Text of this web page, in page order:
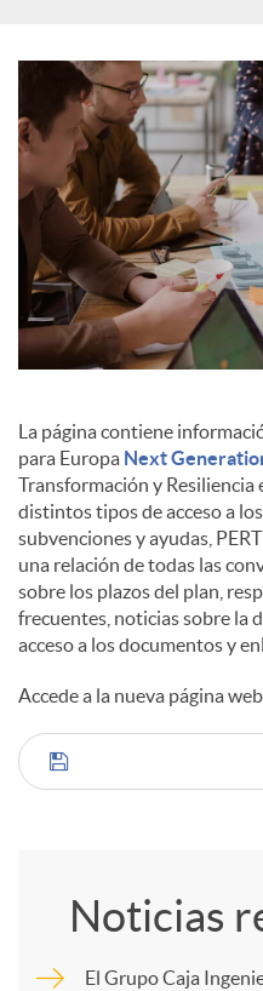
s
La página contiene
para Europa Next
Transformación y
distintos tipos de acceso a
subvenciones y ayudas,
una relación de todas las
sobre los plazos del plan,
frecuentes, noticias sobre la
acceso a los documentos y
Accede a la nueva página web
C
Noticias
El Grupo Caja